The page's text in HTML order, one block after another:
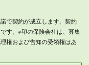
で契約が成立します。契約
す。※印の保険会社は、募集
権および告知の受領権はあ